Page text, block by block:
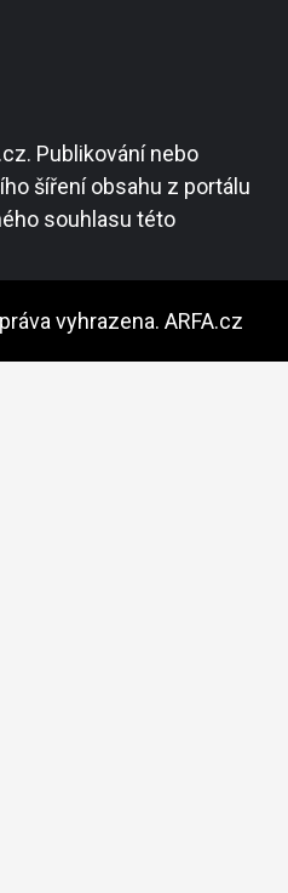
Publikování nebo
šíření obsahu z portálu
souhlasu této
vyhrazena. ARFA.cz